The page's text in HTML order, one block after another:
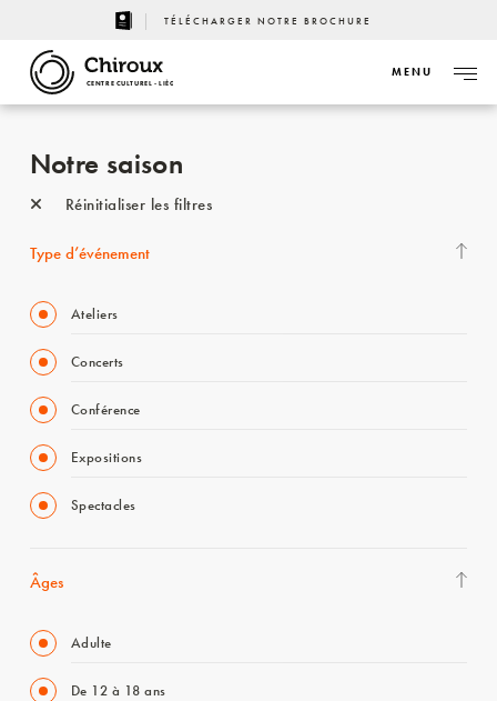
TÉLÉCHARGER NOTRE BROCHURE
CENTRE CULTUREL - LIÈGE
MENU
Notre saison
Réinitialiser les filtres
Type d’événement
Ateliers
Concerts
Conférence
Expositions
Spectacles
Âges
Adulte
De 12 à 18 ans